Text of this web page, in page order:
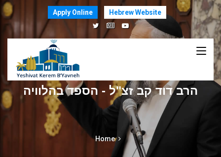
Apply Online Hebrew Website
הרב דוד קב זצ"ל - הספד בהלוויה
Home